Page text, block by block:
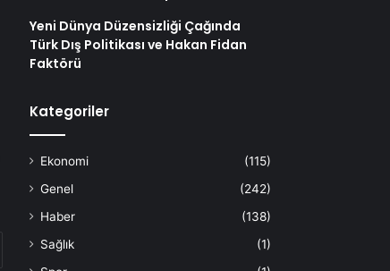
Yeni Dünya Düzensizliği Çağında
Türk Dış Politikası ve Hakan Fidan
Faktörü
Kategoriler
Ekonomi
(115)
Genel
(242)
Haber
(138)
Sağlık
(1)